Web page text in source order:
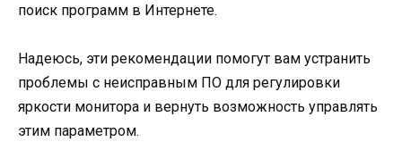
поиск программ в Интернете.
Надеюсь, эти рекомендации помогут вам устранить
проблемы с неисправным ПО для регулировки
яркости монитора и вернуть возможность управлять
этим параметром.